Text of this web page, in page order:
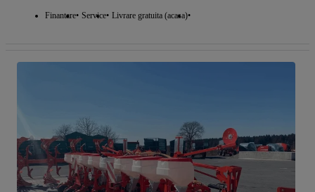
Finantare Service Livrare gratuita (acasa)